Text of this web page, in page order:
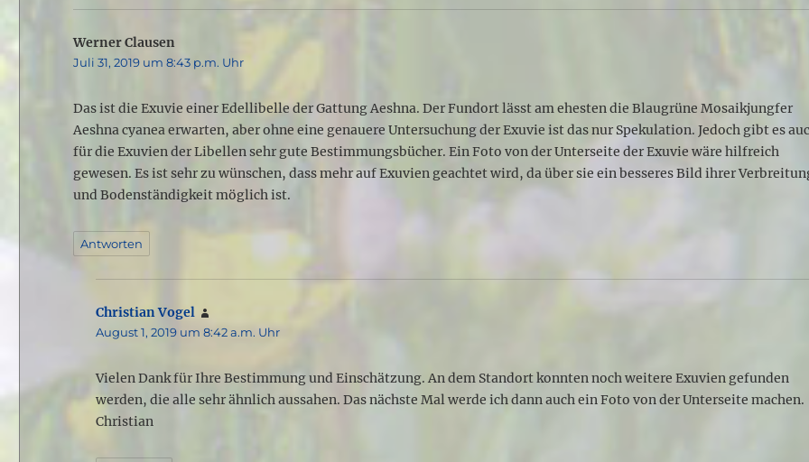
Werner Clausen
Juli 31, 2019 um 8:43 p.m. Uhr
Das ist die Exuvie einer Edellibelle der Gattung Aeshna. Der Fundort lässt am ehesten die Blaugrüne Mosaikjungfer
Aeshna cyanea erwarten, aber ohne eine genauere Untersuchung der Exuvie ist das nur Spekulation. Jedoch gibt es
für die Exuvien der Libellen sehr gute Bestimmungsbücher. Ein Foto von der Unterseite der Exuvie wäre hilfreich
gewesen. Es ist sehr zu wünschen, dass mehr auf Exuvien geachtet wird, da über sie ein besseres Bild ihrer
und Bodenständigkeit möglich ist.
Antworten
Christian Vogel
August 1, 2019 um 8:42 a.m. Uhr
Vielen Dank für Ihre Bestimmung und Einschätzung. An dem Standort konnten noch weitere Exuvien gefunden
werden, die alle sehr ähnlich aussahen. Das nächste Mal werde ich dann auch ein Foto von der Unterseite machen.
Christian